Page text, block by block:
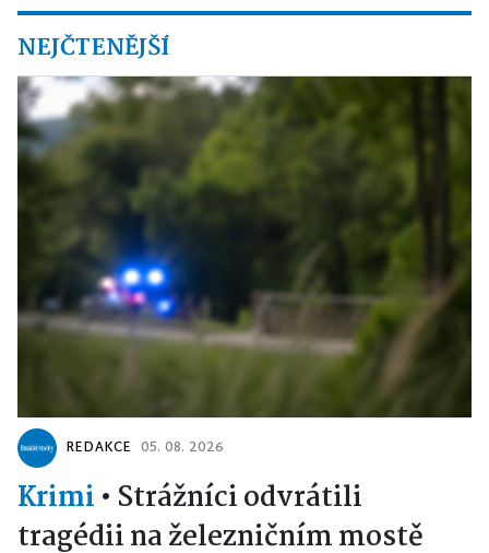
NEJČTENĚJŠÍ
REDAKCE 05. 08. 2026
Krimi • Strážníci odvrátili
tragédii na železničním mostě